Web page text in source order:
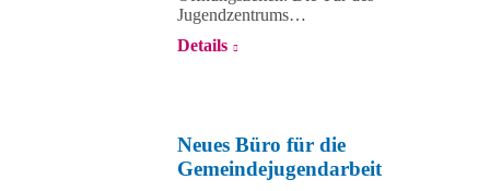
Jugendzentrums…
Details
Neues Büro für die
Gemeindejugendarbeit